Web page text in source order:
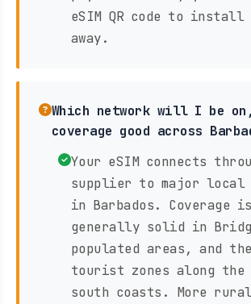
eSIM QR code to
away.
Which network will I be
coverage good across
Your eSIM connects
supplier to major local
in Barbados. Coverage is
generally solid in
populated areas, and
tourist zones along the
south coasts. More